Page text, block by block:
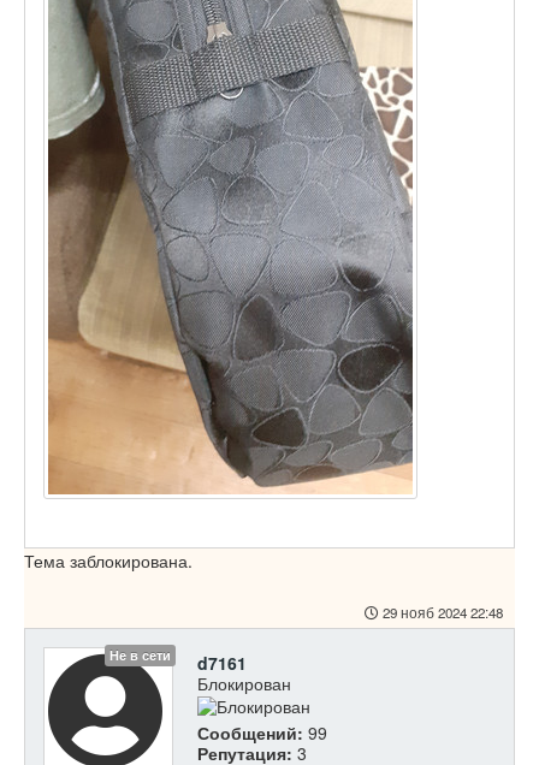
Тема заблокирована.
29 нояб 2024 22:48
Не в сети
d7161
Блокирован
Сообщений: 99
Репутация: 3